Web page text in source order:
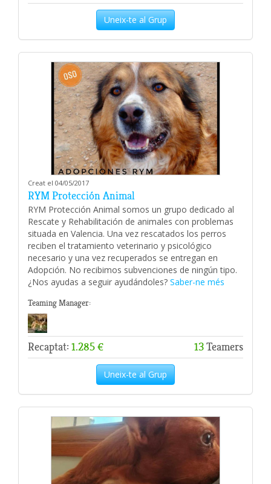
Uneix-te al Grup
Creat el 04/05/2017
RYM Protección Animal
RYM Protección Animal somos un grupo dedicado al
Rescate y Rehabilitación de animales con problemas
situada en Valencia. Una vez rescatados los perros
reciben el tratamiento veterinario y psicológico
necesario y una vez recuperados se entregan en
Adopción. No recibimos subvenciones de ningún tipo.
¿Nos ayudas a seguir ayudándoles? Saber-ne més
Teaming Manager:
Recaptat: 1.285 € 13Teamers
Uneix-te al Grup